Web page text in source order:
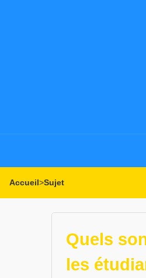
Accueil>Sujet
Quels
les